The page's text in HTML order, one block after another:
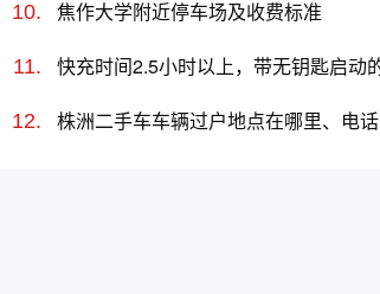
焦作大学附近停车场及收费标准